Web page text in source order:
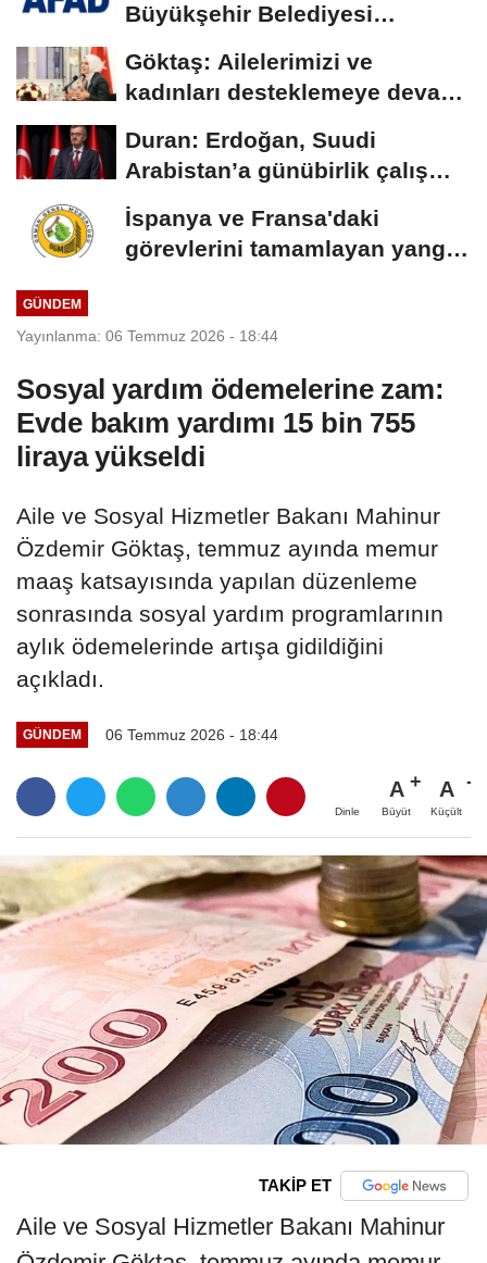
Büyükşehir Belediyesi
Göktaş: Ailelerimizi ve
kadınları desteklemeye devam
Duran: Erdoğan, Suudi
Arabistan’a günübirlik çalışma
ziyareti...
İspanya ve Fransa'daki
görevlerini tamamlayan yangın
GÜNDEM
Yayınlanma: 06 Temmuz 2026 - 18:44
Sosyal yardım ödemelerine zam:
Evde bakım yardımı 15 bin 755
liraya yükseldi
Aile ve Sosyal Hizmetler Bakanı Mahinur
Özdemir Göktaş, temmuz ayında memur
maaş katsayısında yapılan düzenleme
sonrasında sosyal yardım programlarının
aylık ödemelerinde artışa gidildiğini
açıkladı.
GÜNDEM 06 Temmuz 2026 - 18:44
Dinle
A
Büyüt
A
Küçült
TAKİP ET
Aile ve Sosyal Hizmetler Bakanı Mahinur